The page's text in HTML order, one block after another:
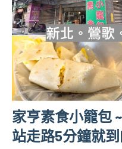
家亨素食小籠包
站走路5分鐘就